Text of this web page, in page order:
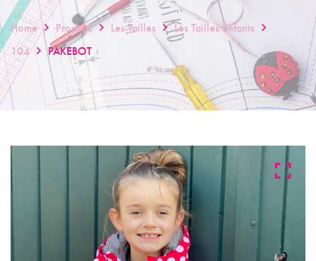
Home Produits Les Tailles
Les Tailles Enfants
104
PAKEBOT